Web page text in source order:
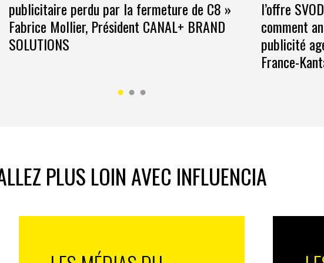
ou par tel. Au (0) 1 47 48 11 01
publicitaire perdu par la fermeture de C8 »
Fabrice Mollier, Président CANAL+ BRAND
SOLUTIONS
l’offre
comment
publicité
France-
PLUS LOIN AVEC INFLUENCIA